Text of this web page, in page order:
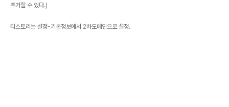
추가할 수 있다.)
티스토리는 설정-기본정보에서 2차도메인으로 설정.